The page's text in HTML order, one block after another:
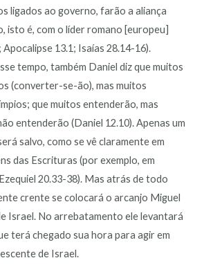
ligados ao governo, farão a aliança
isto é, com o líder romano [europeu]
13.1; Isaías 28.14-16).
tempo, também Daniel diz que muitos
(converter-se-ão), mas muitos
que muitos entenderão, mas
entenderão (Daniel 12.10). Apenas um
salvo, como se vê claramente em
das Escrituras (por exemplo, em
20.33-38). Mas atrás de todo
crente se colocará o arcanjo Miguel
Israel. No arrebatamento ele levantará
terá chegado sua hora para agir em
de Israel.